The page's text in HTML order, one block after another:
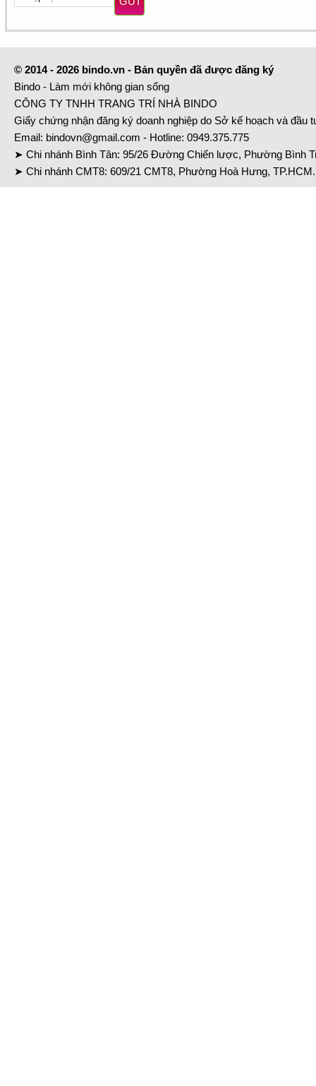
© 2014 - 2026 bindo.vn - Bản quyền đã được đăng ký
Bindo - Làm mới không gian sống
CÔNG TY TNHH TRANG TRÍ NHÀ BINDO
Giấy chứng nhận đăng ký doanh nghiệp do Sở kế hoạch và đầu
Email: bindovn@gmail.com - Hotline: 0949.375.775
➤ Chi nhánh Bình Tân: 95/26 Đường Chiến lược, Phường Bình
➤ Chi nhánh CMT8: 609/21 CMT8, Phường Hoà Hưng,